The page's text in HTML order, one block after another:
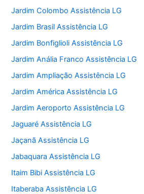
Jardim Colombo Assistência LG
Jardim Brasil Assistência LG
Jardim Bonfiglioli Assistência LG
Jardim Anália Franco Assistência LG
Jardim Ampliação Assistência LG
Jardim América Assistência LG
Jardim Aeroporto Assistência LG
Jaguaré Assistência LG
Jaçanã Assistência LG
Jabaquara Assistência LG
Itaim Bibi Assistência LG
Itaberaba Assistência LG